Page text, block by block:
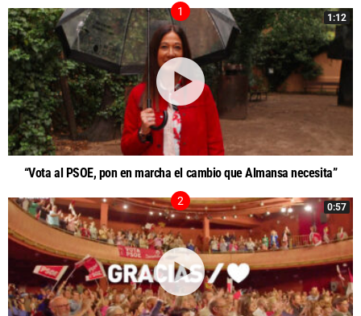
1:12
“Vota al PSOE, pon en marcha el cambio que Almansa necesita”
0:57